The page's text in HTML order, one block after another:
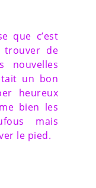
que c’est
trouver de
nouvelles
un bon
heureux
bien les
mais
le pied.